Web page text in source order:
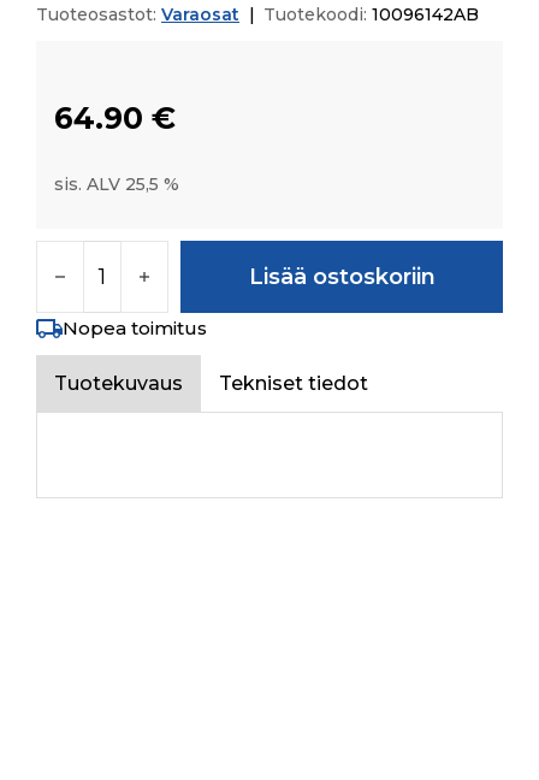
Tuoteosastot: Varaosat Tuotekoodi: 10096142AB
64.90 €
sis. ALV 25,5 %
Lisää ostoskoriin
Nopea toimitus
Tuotekuvaus Tekniset tiedot